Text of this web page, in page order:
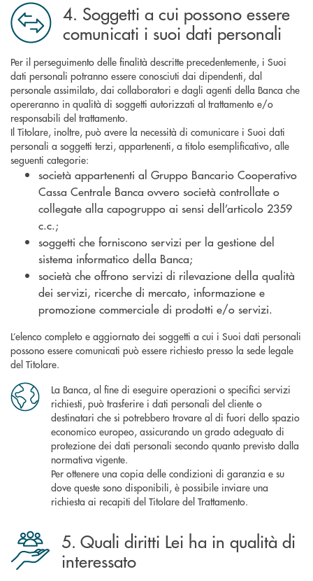
4. Soggetti a cui possono essere
comunicati i suoi dati personali
Per il perseguimento delle finalità descritte precedentemente, i Suoi
dati personali potranno essere conosciuti dai dipendenti, dal
personale assimilato, dai collaboratori e dagli agenti della Banca che
opereranno in qualità di soggetti autorizzati al trattamento e/o
responsabili del trattamento.
Il Titolare, inoltre, può avere la necessità di comunicare i Suoi dati
personali a soggetti terzi, appartenenti, a titolo esemplificativo, alle
seguenti categorie:
società appartenenti al Gruppo Bancario Cooperativo
Cassa Centrale Banca ovvero società controllate o
collegate alla capogruppo ai sensi dell’articolo 2359
c.c.;
soggetti che forniscono servizi per la gestione del
sistema informatico della Banca;
società che offrono servizi di rilevazione della qualità
dei servizi, ricerche di mercato, informazione e
promozione commerciale di prodotti e/o servizi.
L’elenco completo e aggiornato dei soggetti a cui i Suoi dati personali
possono essere comunicati può essere richiesto presso la sede legale
del Titolare.
La Banca, al fine di eseguire operazioni o specifici servizi
richiesti, può trasferire i dati personali del cliente o
destinatari che si potrebbero trovare al di fuori dello spazio
economico europeo, assicurando un grado adeguato di
protezione dei dati personali secondo quanto previsto dalla
normativa vigente.
Per ottenere una copia delle condizioni di garanzia e su
dove queste sono disponibili, è possibile inviare una
richiesta ai recapiti del Titolare del Trattamento.
5. Quali diritti Lei ha in qualità di
interessato